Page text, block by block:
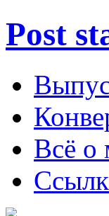
Post
Всё о